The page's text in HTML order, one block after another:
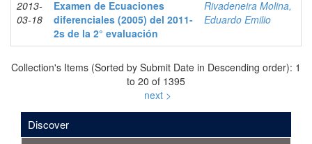
2013-
03-18
Examen de Ecuaciones
diferenciales (2005) del 2011-
2s de la 2° evaluación
Rivadeneira Molina,
Eduardo Emilio
Collection's Items (Sorted by Submit Date in Descending order): 1
to 20 of 1395
next >
Discover